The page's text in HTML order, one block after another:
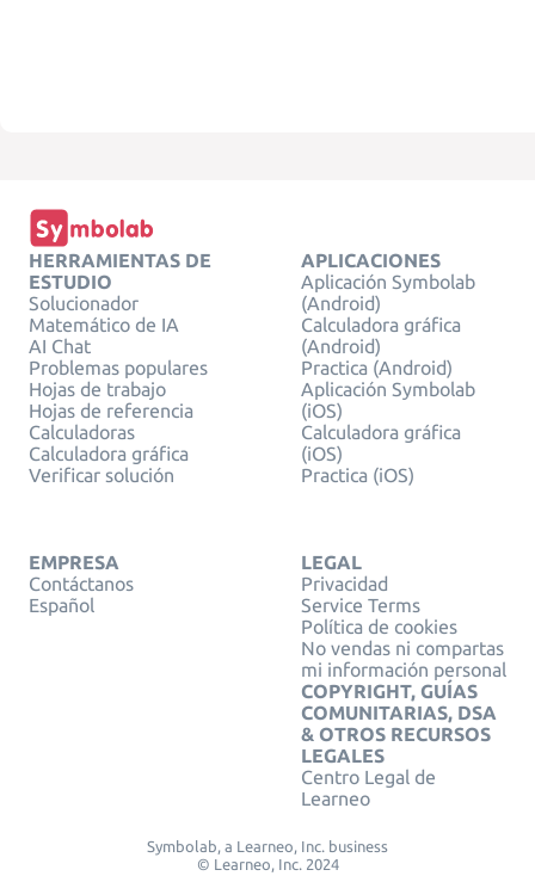
HERRAMIENTAS DE
ESTUDIO
Solucionador
Matemático de IA
AI Chat
Problemas populares
Hojas de trabajo
Hojas de referencia
Calculadoras
Calculadora gráfica
Verificar solución
APLICACIONES
Aplicación Symbolab
(Android)
Calculadora gráfica
(Android)
Practica (Android)
Aplicación Symbolab
(iOS)
Calculadora gráfica
(iOS)
Practica (iOS)
EMPRESA
Contáctanos
Español
LEGAL
Privacidad
Service Terms
Política de cookies
No vendas ni compartas
mi información personal
COPYRIGHT, GUÍAS
COMUNITARIAS, DSA
& OTROS RECURSOS
LEGALES
Centro Legal de
Learneo
Symbolab, a Learneo, Inc. business
© Learneo, Inc. 2024